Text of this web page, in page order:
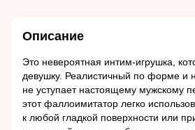
Описание
Это невероятная интим-игрушка,
девушку. Реалистичный по форме и
не уступает настоящему мужскому
этот фаллоимитатор легко
к любой гладкой поверхности или